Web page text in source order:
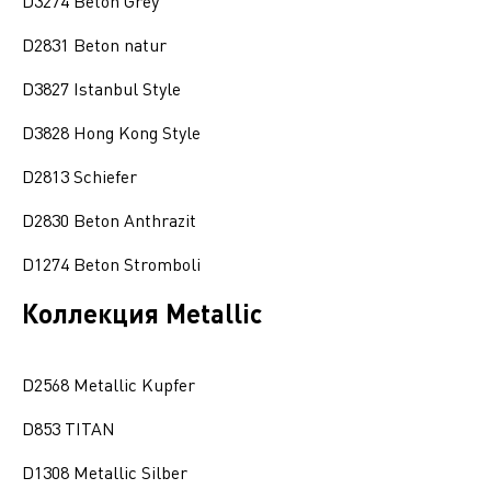
D2831 Beton natur
D3827 Istanbul Style
D3828 Hong Kong Style
D2813 Schiefer
D2830 Beton Anthrazit
D1274 Beton Stromboli
Коллекция Metallic
D2568 Metallic Kupfer
D853 TITAN
D1308 Metallic Silber